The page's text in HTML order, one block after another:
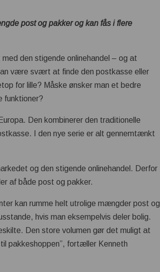
post og pakker og kan fås i flere
den stigende onlinehandel – og at
være svært at finde den postkasse eller
for lille? Måske ønsker man et bedre
funktioner?
Den kombinerer den traditionelle
I den nye serie er alt gennemtænkt
og den stigende onlinehandel. Derfor
af både post og pakker.
kan rumme helt utrolige mængder post og
hvis man eksempelvis deler bolig.
Den store volumen gør det muligt at
pakkeshoppen”, fortæller Kenneth